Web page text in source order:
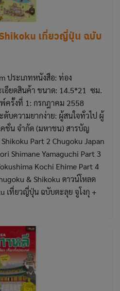
เที่ยวญี่ปุ่น ฉบับ
ประเภทหนังสือ: ท่อง
เอียดสินค้า ขนาด: 14.5*21 ซม.
รั้งที่ 1: กรกฎาคม 2558
บความยากง่าย: ผู้สนใจทั่วไป ผู้
ชั่น จำกัด (มหาชน) สารบัญ
Part 2 Chugoku Japan
Shimane Yamaguchi Part 3
Kochi Ehime Part 4
& Shikoku ดาวน์โหลด
เที่ยวญี่ปุ่น ฉบับตะลุย จูโงกุ +